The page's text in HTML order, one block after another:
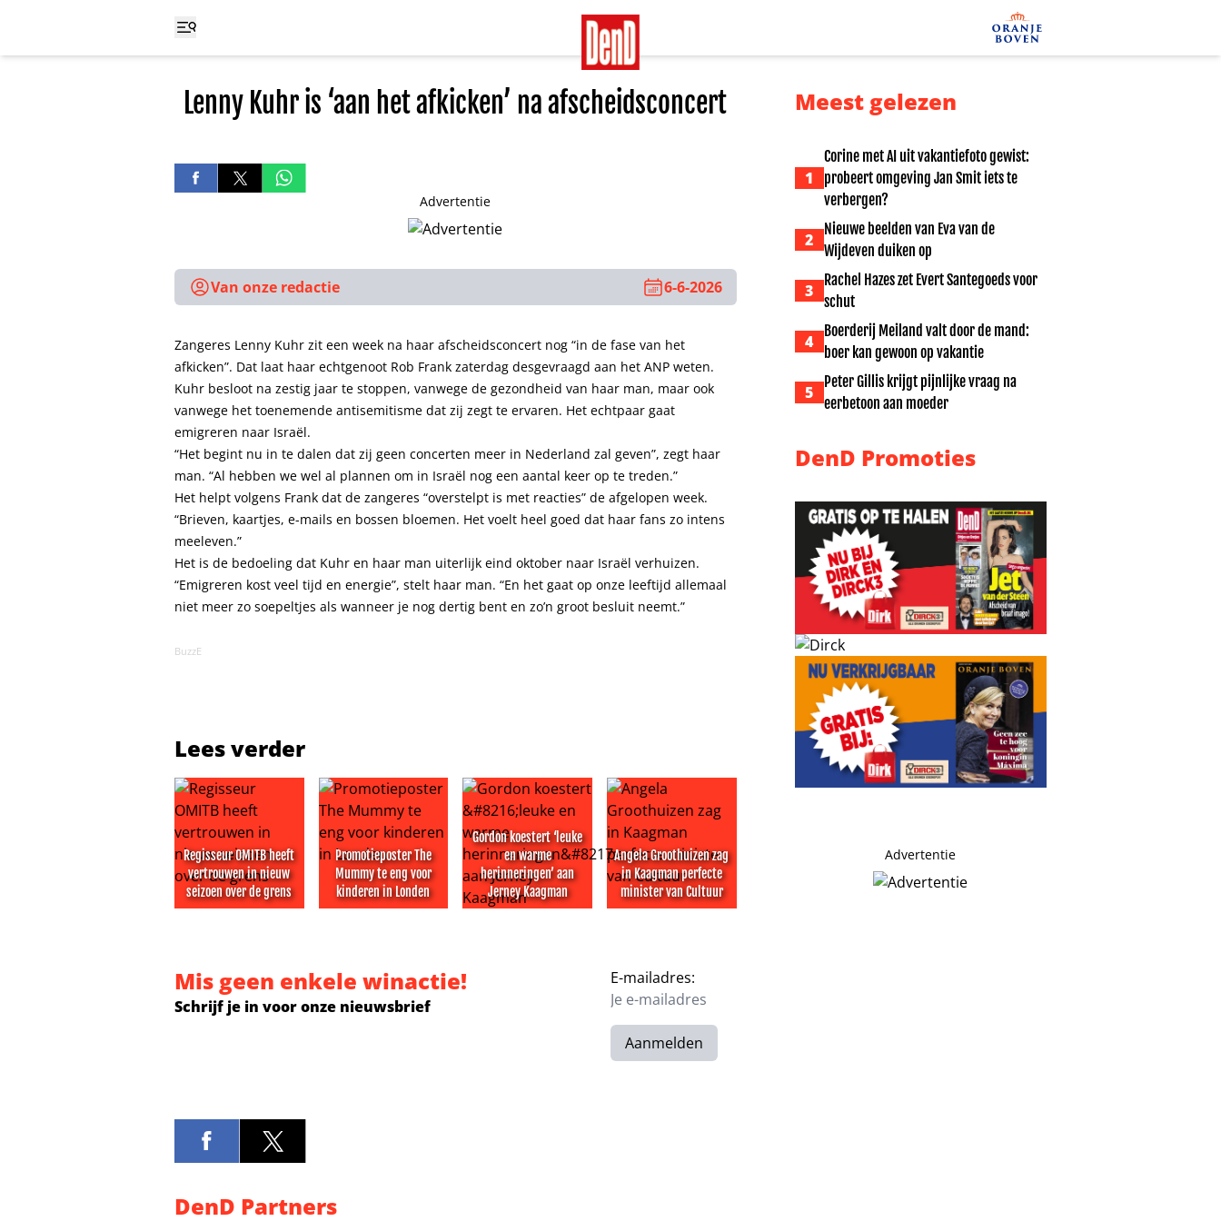
Lenny Kuhr is ‘aan het afkicken’ na afscheidsconcert
Advertentie
Van onze redactie 6-6-2026
Zangeres Lenny Kuhr zit een week na haar afscheidsconcert nog “in de fase van het
afkicken”. Dat laat haar echtgenoot Rob Frank zaterdag desgevraagd aan het ANP weten.
Kuhr besloot na zestig jaar te stoppen, vanwege de gezondheid van haar man, maar ook
vanwege het toenemende antisemitisme dat zij zegt te ervaren. Het echtpaar gaat
emigreren naar Israël.
“Het begint nu in te dalen dat zij geen concerten meer in Nederland zal geven”, zegt haar
man. “Al hebben we wel al plannen om in Israël nog een aantal keer op te treden.”
Het helpt volgens Frank dat de zangeres “overstelpt is met reacties” de afgelopen week.
“Brieven, kaartjes, e-mails en bossen bloemen. Het voelt heel goed dat haar fans zo intens
meeleven.”
Het is de bedoeling dat Kuhr en haar man uiterlijk eind oktober naar Israël verhuizen.
“Emigreren kost veel tijd en energie”, stelt haar man. “En het gaat op onze leeftijd allemaal
niet meer zo soepeltjes als wanneer je nog dertig bent en zo’n groot besluit neemt.”
BuzzE
Lees verder
Regisseur OMITB heeft
vertrouwen in nieuw
seizoen over de grens
Promotieposter The
Mummy te eng voor
kinderen in Londen
Gordon koestert ‘leuke
en warme
herinneringen’ aan
Jerney Kaagman
Angela Groothuizen zag
in Kaagman perfecte
minister van Cultuur
Meest gelezen
1
Corine met AI uit vakantiefoto gewist:
probeert omgeving Jan Smit iets te
verbergen?
2
Nieuwe beelden van Eva van de
Wijdeven duiken op
3
Rachel Hazes zet Evert Santegoeds voor
schut
4
Boerderij Meiland valt door de mand:
boer kan gewoon op vakantie
5
Peter Gillis krijgt pijnlijke vraag na
eerbetoon aan moeder
DenD Promoties
Advertentie
Mis geen enkele winactie!
Schrijf je in voor onze nieuwsbrief
E-mailadres:
Aanmelden
DenD Partners